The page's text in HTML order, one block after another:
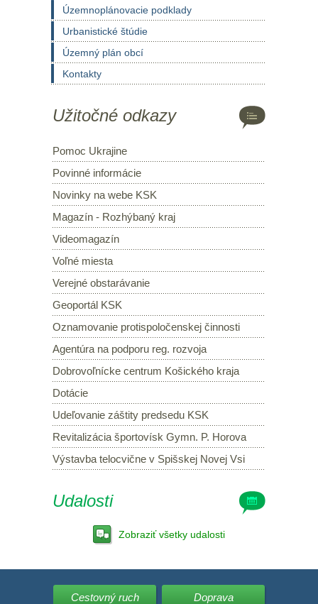
Územnoplánovacie podklady
Urbanistické štúdie
Územný plán obcí
Kontakty
Užitočné odkazy
Pomoc Ukrajine
Povinné informácie
Novinky na webe KSK
Magazín - Rozhýbaný kraj
Videomagazín
Voľné miesta
Verejné obstarávanie
Geoportál KSK
Oznamovanie protispoločenskej činnosti
Agentúra na podporu reg. rozvoja
Dobrovoľnícke centrum Košického kraja
Dotácie
Udeľovanie záštity predsedu KSK
Revitalizácia športovísk Gymn. P. Horova
Výstavba telocvične v Spišskej Novej Vsi
Udalosti
Zobraziť všetky udalosti
Cestovný ruch Doprava